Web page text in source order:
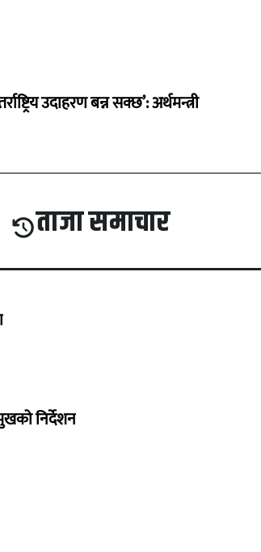
उदाहरण बन्न सक्छ’: अर्थमन्त्री
ताजा समाचार
निर्देशन